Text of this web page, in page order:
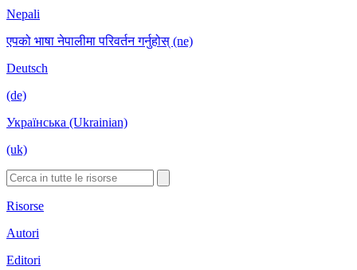
Nepali
एपको भाषा नेपालीमा परिवर्तन गर्नुहोस् (ne)
Deutsch
(de)
Українська (Ukrainian)
(uk)
Risorse
Autori
Editori